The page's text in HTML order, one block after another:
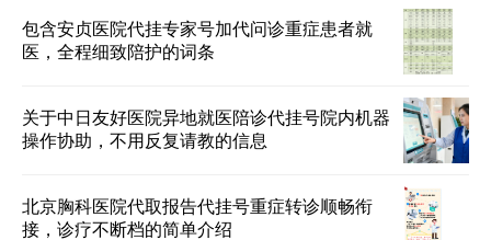
包含安贞医院代挂专家号加代问诊重症患者就
医，全程细致陪护的词条
关于中日友好医院异地就医陪诊代挂号院内机器
操作协助，不用反复请教的信息
北京胸科医院代取报告代挂号重症转诊顺畅衔
接，诊疗不断档的简单介绍